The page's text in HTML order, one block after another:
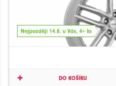
Nejpozději 14.8. u Vás, 4+ ks
DO KOŠÍKU